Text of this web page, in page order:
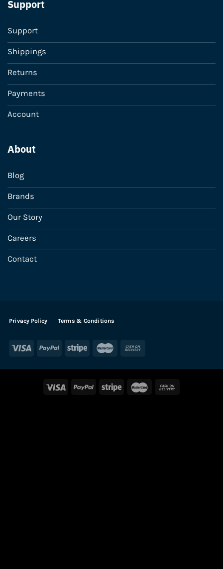
Support
Support
Shippings
Returns
Payments
Account
About
Blog
Brands
Our Story
Careers
Contact
Privacy Policy Terms & Conditions